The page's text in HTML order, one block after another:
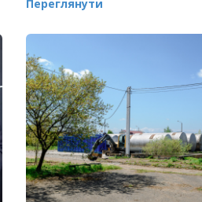
&nb
Переглянути